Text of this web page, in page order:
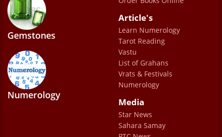
Manoj Maithani
Good predictor according date of birth , I
like .
Nikita
Gemstones
Numerology
Article's
Learn Numerology
Tarot Reading
Vastu
List of Grahans
Vrats & Festivals
Numerology
Media
Star News
Sahara Samay